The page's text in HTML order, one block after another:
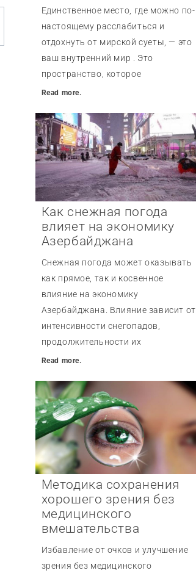
Единственное место, где можно по-
настоящему расслабиться и
отдохнуть от мирской суеты, — это
ваш внутренний мир . Это
пространство, которое
Read more.
Как снежная погода
влияет на экономику
Азербайджана
Снежная погода может оказывать
как прямое, так и косвенное
влияние на экономику
Азербайджана. Влияние зависит от
интенсивности снегопадов,
продолжительности их
Read more.
Методика сохранения
хорошего зрения без
медицинского
вмешательства
Избавление от очков и улучшение
зрения без медицинского